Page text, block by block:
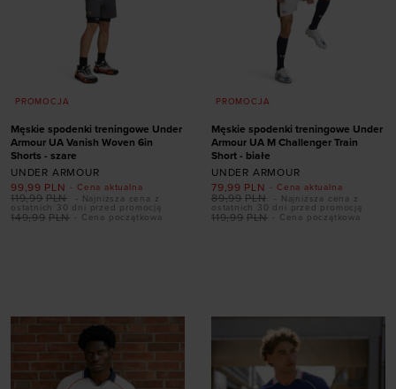
PROMOCJA
Męskie spodenki treningowe Under
Armour UA Vanish Woven 6in
Shorts - szare
UNDER ARMOUR
- Cena aktualna
99,99 PLN
- Cena początkowa
149,99 PLN
119,99 PLN
- Najniższa cena z
ostatnich 30 dni przed promocją
PROMOCJA
Męskie spodenki treningowe Under
Armour UA M Challenger Train
Short - białe
UNDER ARMOUR
- Cena aktualna
79,99 PLN
- Cena początkowa
119,99 PLN
89,99 PLN
- Najniższa cena z
ostatnich 30 dni przed promocją